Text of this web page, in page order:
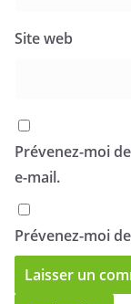
Site web
Prévenez-moi
e-mail.
Prévenez-moi